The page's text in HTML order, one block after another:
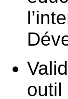
outil